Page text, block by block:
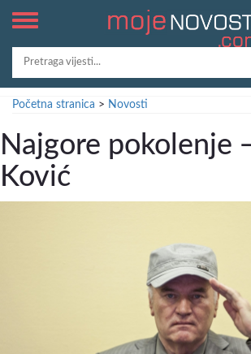
Početna stranica > Novosti
Najgore pokolenje
Ković